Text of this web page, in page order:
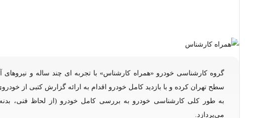
گروه کارشناسی خودرو «همراه کارشناس» با تجربه ای چند ساله و
سطح تهران کرده و با بازدید کامل خودرو اقدام به ارائه گزارش کتبی از
به طور کلی کارشناسی خودرو به بررسی کامل خودرو (از لحاظ فنی،
می‌‌پردازد.